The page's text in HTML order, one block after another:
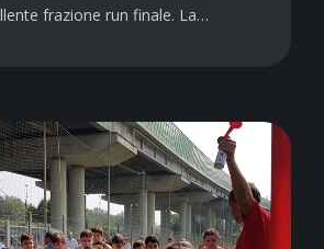
frazione run finale. La…